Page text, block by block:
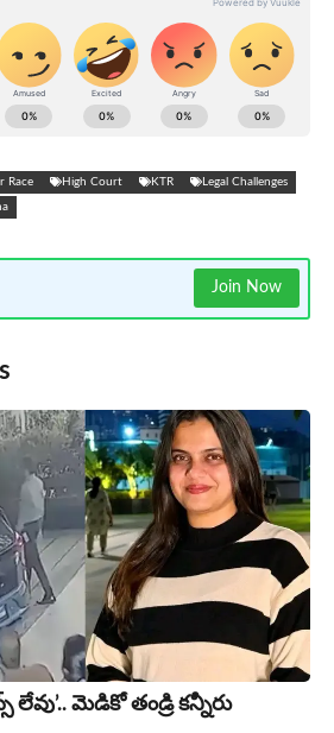
Race High Court KTR Legal Challenges
Join Now
మెడికో తండ్రి కన్నీరు